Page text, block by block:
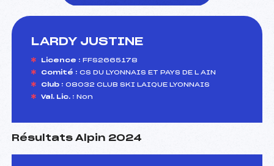
LARDY JUSTINE
Licence : FFS2665178
Comité : CS DU LYONNAIS ET PAYS DE L AIN
Club : 08032 CLUB SKI LAIQUE LYONNAIS
Val. Lic. : Non
Résultats Alpin 2024